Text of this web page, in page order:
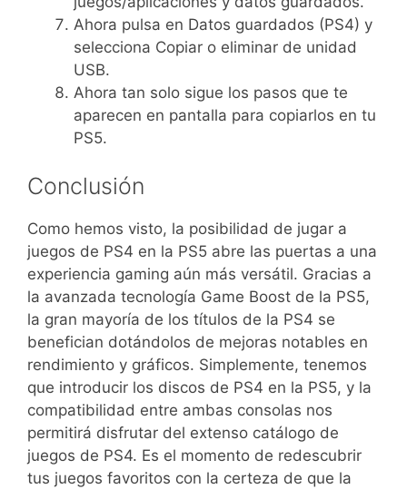
Ahora pulsa en Datos guardados (PS4) y
selecciona Copiar o eliminar de unidad
USB.
Ahora tan solo sigue los pasos que te
aparecen en pantalla para copiarlos en tu
PS5.
Conclusión
Como hemos visto, la posibilidad de jugar a
juegos de PS4 en la PS5 abre las puertas a una
experiencia gaming aún más versátil. Gracias a
la avanzada tecnología Game Boost de la PS5,
la gran mayoría de los títulos de la PS4 se
benefician dotándolos de mejoras notables en
rendimiento y gráficos. Simplemente, tenemos
que introducir los discos de PS4 en la PS5, y la
compatibilidad entre ambas consolas nos
permitirá disfrutar del extenso catálogo de
juegos de PS4. Es el momento de redescubrir
tus juegos favoritos con la certeza de que la